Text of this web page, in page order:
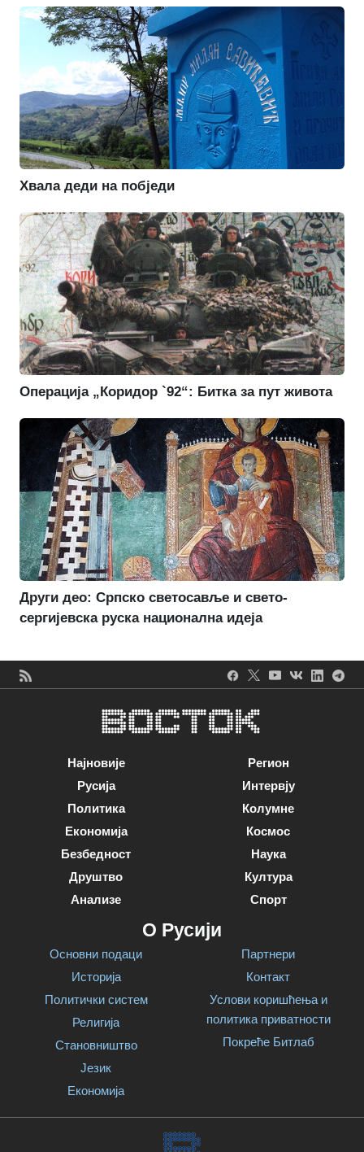
Хвала деди на побједи
Операција „Коридор `92“: Битка за пут живота
Други део: Српско светосавље и свето-
сергијевска руска национална идеја
Најновије
Русија
Политика
Економија
Безбедност
Друштво
Анализе
Регион
Интервју
Колумне
Космос
Наука
Култура
Спорт
О Русији
Основни подаци
Историја
Политички систем
Религија
Становништво
Језик
Економија
Партнери
Контакт
Услови коришћења и
политика приватности
Покреће Битлаб